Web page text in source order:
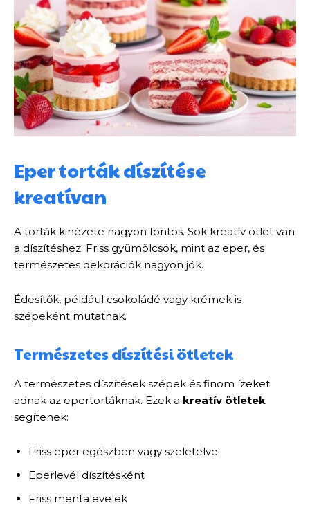
Eper torták díszítése
kreatívan
A torták kinézete nagyon fontos. Sok kreatív ötlet van
a díszítéshez. Friss gyümölcsök, mint az eper, és
természetes dekorációk nagyon jók.
Édesítők, például csokoládé vagy krémek is
szépeként mutatnak.
Természetes díszítési ötletek
A természetes díszítések szépek és finom ízeket
adnak az epertortáknak. Ezek a kreatív ötletek
segítenek:
Friss eper egészben vagy szeletelve
Eperlevél díszítésként
Friss mentalevelek